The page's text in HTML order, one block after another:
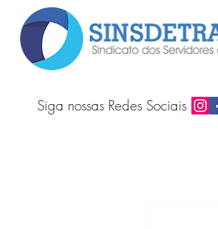
Siga nossas Redes Sociais